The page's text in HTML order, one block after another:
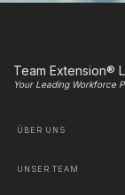
Team Extension®
Your Leading Workforce
ÜBER UNS
UNSER TEAM